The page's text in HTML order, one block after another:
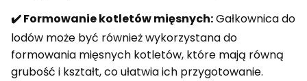
✔️ Formowanie kotletów mięsnych:Gałkownica do
lodów może być również wykorzystana do
formowania mięsnych kotletów, które mają równą
grubość i kształt, co ułatwia ich przygotowanie.